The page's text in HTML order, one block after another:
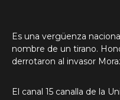
Es una vergüenza
nombre de un tirano.
derrotaron al invasor
El canal 15 canalla de la